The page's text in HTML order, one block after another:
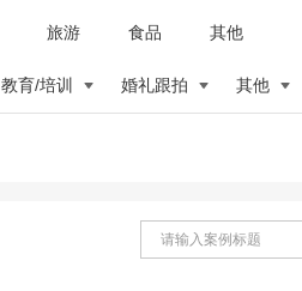
旅游 食品 其他
教育/培训 婚礼跟拍 其他